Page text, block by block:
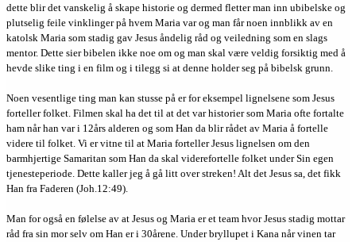
dette blir det vanskelig å skape historie og dermed fletter man inn ubibelske og
plutselig feile vinklinger på hvem Maria var og man får noen innblikk av en
katolsk Maria som stadig gav Jesus åndelig råd og veiledning som en slags
mentor. Dette sier bibelen ikke noe om og man skal være veldig forsiktig med å
hevde slike ting i en film og i tilegg si at denne holder seg på bibelsk grunn.
Noen vesentlige ting man kan stusse på er for eksempel lignelsene som Jesus
forteller folket. Filmen skal ha det til at det var historier som Maria ofte fortalte
ham når han var i 12års alderen og som Han da blir rådet av Maria å fortelle
videre til folket. Vi er vitne til at Maria forteller Jesus lignelsen om den
barmhjertige Samaritan som Han da skal viderefortelle folket under Sin egen
tjenesteperiode. Dette kaller jeg å gå litt over streken! Alt det Jesus sa, det fikk
Han fra Faderen (Joh.12:49).
Man for også en følelse av at Jesus og Maria er et team hvor Jesus stadig mottar
råd fra sin mor selv om Han er i 30årene. Under bryllupet i Kana når vinen tar